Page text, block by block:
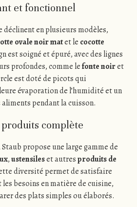
et fonctionnel
déclinent en plusieurs modèles,
ovale noir matet le cocotte
est soigné et épuré, avec des lignes
profondes, comme lefonte noiret
est doté de picots qui
évaporation de l’humidité et un
pendant la cuisson.
complète
propose une large gamme de
,ustensileset autresproduits de
diversité permet de satisfaire
besoins en matière de cuisine,
des plats simples ou élaborés.